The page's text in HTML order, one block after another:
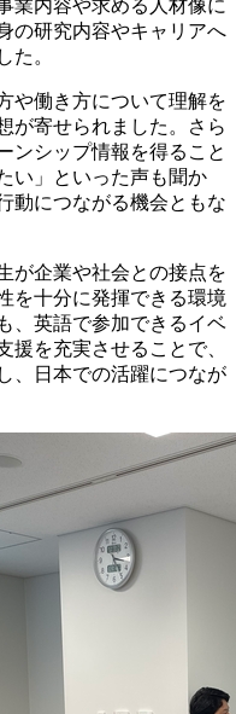
業内容や求める人材像に
の研究内容やキャリアへ
た。
や働き方について理解を
が寄せられました。さら
ンシップ情報を得ること
い」といった声も聞か
動につながる機会ともな
が企業や社会との接点を
を十分に発揮できる環境
、英語で参加できるイベ
援を充実させることで、
、日本での活躍につなが